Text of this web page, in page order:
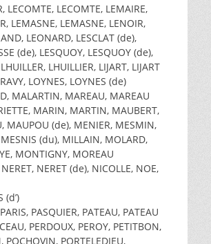
LECOMTE, LECOMTE, LEMAIRE,
LEMASNE, LEMASNE, LENOIR,
LEONARD, LESCLAT (de),
(de), LESQUOY, LESQUOY (de),
LHUILLIER, LIJART, LIJART
LOYNES, LOYNES (de)
MALARTIN, MAREAU, MAREAU
MARIN, MARTIN, MAUBERT,
MAUPOU (de), MENIER, MESMIN,
(du), MILLAIN, MOLARD,
MONTIGNY, MOREAU
NERET (de), NICOLLE, NOE,
(d’)
PASQUIER, PATEAU, PATEAU
PERDOUX, PEROY, PETITBON,
POCHOVIN, PORTELEDIEU,